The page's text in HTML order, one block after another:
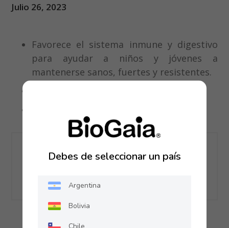
Debes de seleccionar un país
Argentina
Bolivia
Julio 26, 2023
Favorece el sistema inmune y digestivo
para ayudar a niños y jóvenes a
mantenerse sanos, fuertes y resistentes.